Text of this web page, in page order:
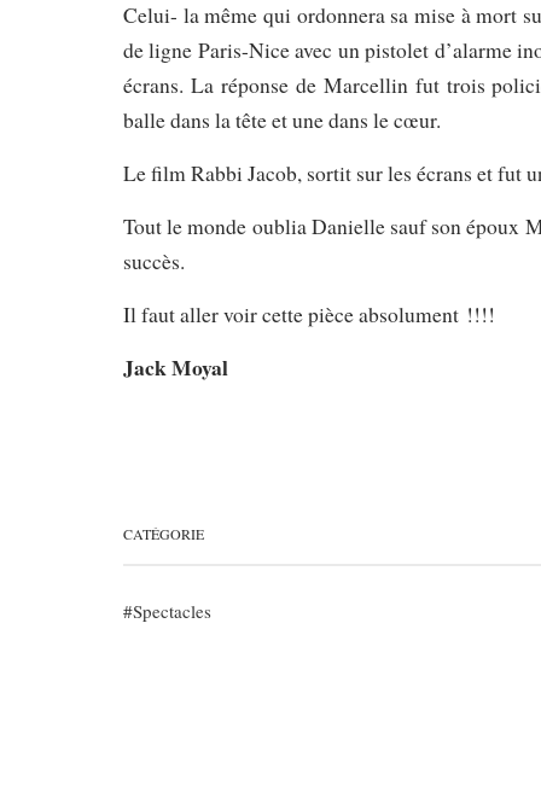
Celui- la même qui ordonnera sa mise à mort
de ligne Paris-Nice avec un pistolet d’alarme
écrans. La réponse de Marcellin fut trois
balle dans la tête et une dans le cœur.
Le film Rabbi Jacob, sortit sur les écrans et fut
Tout le monde oublia Danielle sauf son époux
succès.
Il faut aller voir cette pièce absolument !!!!
Jack Moyal
CATÉGORIE
Spectacles